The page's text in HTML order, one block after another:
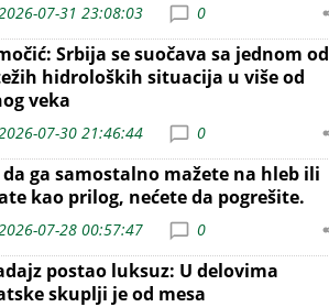
07-31 23:08:03 0
Srbija se suočava sa jednom od
hidroloških situacija u više od
veka
07-30 21:46:44 0
ga samostalno mažete na hleb ili
kao prilog, nećete da pogrešite.
07-28 00:57:47 0
postao luksuz: U delovima
skuplji je od mesa